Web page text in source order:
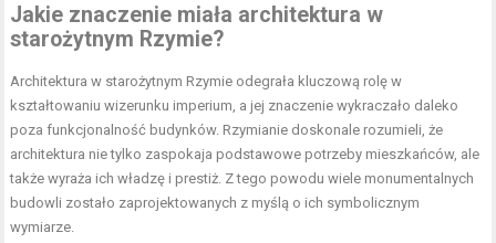
Jakie znaczenie miała architektura w
starożytnym Rzymie?
Architektura w starożytnym Rzymie odegrała kluczową rolę w
kształtowaniu wizerunku imperium, a jej znaczenie wykraczało daleko
poza funkcjonalność budynków. Rzymianie doskonale rozumieli, że
architektura nie tylko zaspokaja podstawowe potrzeby mieszkańców, ale
także wyraża ich władzę i prestiż. Z tego powodu wiele monumentalnych
budowli zostało zaprojektowanych z myślą o ich symbolicznym
wymiarze.